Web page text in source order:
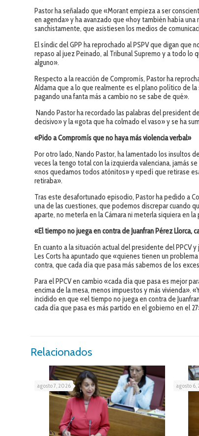
Pastor ha señalado que «Morant empieza a ser
en agenda» y ha avanzado que «hoy también había
sanchistamente, que asistiesen los medios de
El síndic del GPP ha reprochado al PSPV que digan que
repaso al juez Peinado, al Tribunal Supremo y a todo lo
alguno».
Respecto a la reacción de Compromís, Pastor ha
Aldama que a lo que realmente es el plano político de
pagando una fanta más a cambio no se sabe de qué».
Nando Pastor ha recordado las palabras del president
decisivo» y la «gota que ha colmado el vaso» y se ha
«Pido a Compromís que no haya más violencia verbal»
Por otro lado, Nando Pastor, ha lamentado los insultos
veces la tengo total con la izquierda valenciana, jamás
«nos quedamos todos atónitos» y «pedí que retirase
retiraba».
Tras este desafortunado episodio, Pastor ha pedido a
una de las cuestiones, que podemos discrepar cuando
aparte, no meterla en la Cámara ni meterla siquiera en la
«El tiempo no juega en contra de Juanfran Pérez Llorca,
En cuanto a la situación actual del presidente del PPCV
Les Corts ha apuntado que «quienes tienen un
contra, que cada día que pasa más sabemos de los
Para el PPCV en cambio «cada día que pasa es mejor
encima de la mesa, menos impuestos y más vivienda».
incidido en que «el tiempo no juega en contra de
cada día que pasa es más partido en el gobierno en el
Relacionados
agosto 7, 2026 agosto 6,